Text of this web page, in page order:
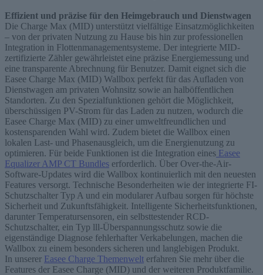
Effizient und präzise für den Heimgebrauch und Dienstwagen
Die Charge Max (MID) unterstützt vielfältige Einsatzmöglichkeiten
– von der privaten Nutzung zu Hause bis hin zur professionellen
Integration in Flottenmanagementsysteme. Der integrierte MID-
zertifizierte Zähler gewährleistet eine präzise Energiemessung und
eine transparente Abrechnung für Benutzer. Damit eignet sich die
Easee Charge Max (MID) Wallbox perfekt für das Aufladen von
Dienstwagen am privaten Wohnsitz sowie an halböffentlichen
Standorten. Zu den Spezialfunktionen gehört die Möglichkeit,
überschüssigen PV-Strom für das Laden zu nutzen, wodurch die
Easee Charge Max (MID) zu einer umweltfreundlichen und
kostensparenden Wahl wird. Zudem bietet die Wallbox einen
lokalen Last- und Phasenausgleich, um die Energienutzung zu
optimieren. Für beide Funktionen ist die Integration eines Easee
Equalizer AMP CT Bundles erforderlich. Über Over-the-Air-
Software-Updates wird die Wallbox kontinuierlich mit den neuesten
Features versorgt. Technische Besonderheiten wie der integrierte FI-
Schutzschalter Typ A und ein modularer Aufbau sorgen für höchste
Sicherheit und Zukunftsfähigkeit. Intelligente Sicherheitsfunktionen,
darunter Temperatursensoren, ein selbsttestender RCD-
Schutzschalter, ein Typ lll-Überspannungsschutz sowie die
eigenständige Diagnose fehlerhafter Verkabelungen, machen die
Wallbox zu einem besonders sicheren und langlebigen Produkt.
In unserer Easee Charge Themenwelt erfahren Sie mehr über die
Features der Easee Charge (MID) und der weiteren Produktfamilie.